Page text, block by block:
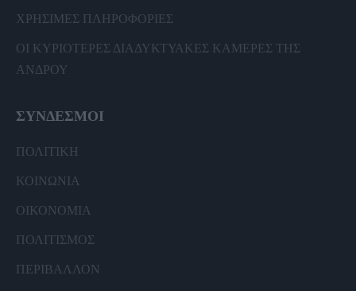
ΧΡΗΣΙΜΕΣ ΠΛΗΡΟΦΟΡΙΕΣ
ΟΙ ΚΥΡΙΟΤΕΡΕΣ ΔΙΑΔΥΚΤΥΑΚΕΣ ΚΑΜΕΡΕΣ ΤΗΣ
ΑΝΔΡΟΥ
ΣΥΝΔΕΣΜΟΙ
ΠΟΛΙΤΙΚΗ
ΚΟΙΝΩΝΙΑ
ΟΙΚΟΝΟΜΙΑ
ΠΟΛΙΤΙΣΜΟΣ
ΠΕΡΙΒΑΛΛΟΝ